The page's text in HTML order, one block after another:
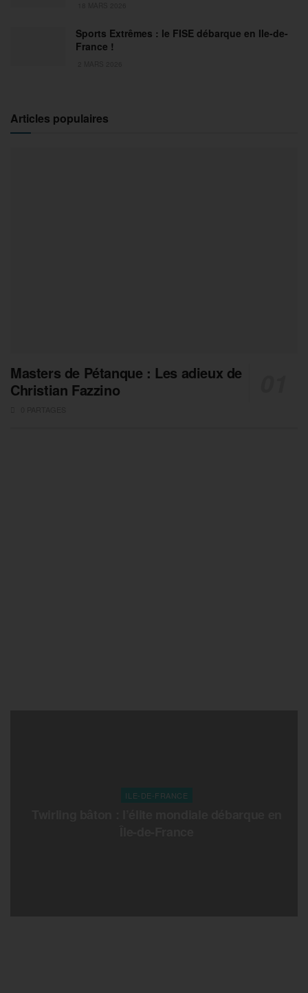
Sports Extrêmes : le FISE débarque en Ile-de-
France !
Articles populaires
Masters de Pétanque : Les adieux de
Christian Fazzino
ILE-DE-FRANCE